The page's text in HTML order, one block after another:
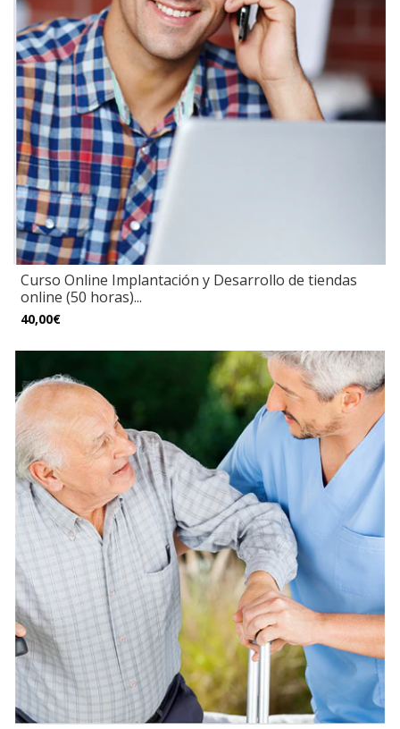
Curso Online Implantación y Desarrollo de tiendas
online (50 horas)...
40,00€